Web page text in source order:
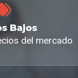
Bajos
del mercado